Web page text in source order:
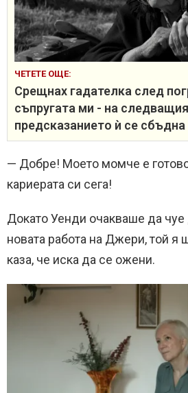
ЧЕТЕТЕ ОЩЕ:
Срещнах гадателка след
съпругата ми - на
предсказанието ѝ се сбъдна
— Добре! Моето момче е
кариерата си сега!
Докато Уенди очакваше да чуе
новата работа на Джери, той я
каза, че иска да се ожени.